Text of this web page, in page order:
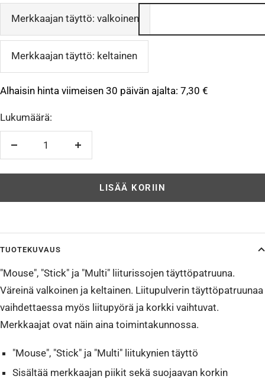
Merkkaajan täyttö: valkoinen
Merkkaajan täyttö: keltainen
Alhaisin hinta viimeisen 30 päivän ajalta: 7,30 €
Lukumäärä:
Vähennä
LISÄÄ KORIIN
TUOTEKUVAUS
"Mouse", "Stick" ja "Multi" liiturissojen täyttöpatruuna.
Väreinä valkoinen ja keltainen. Liitupulverin täyttöpatruunaa
vaihdettaessa myös liitupyörä ja korkki vaihtuvat.
Merkkaajat ovat näin aina toimintakunnossa.
"Mouse", "Stick" ja "Multi" liitukynien täyttö
Sisältää merkkaajan piikit sekä suojaavan korkin